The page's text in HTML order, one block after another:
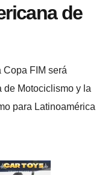
de
Copa FIM será
de Motociclismo y la
para Latinoamérica